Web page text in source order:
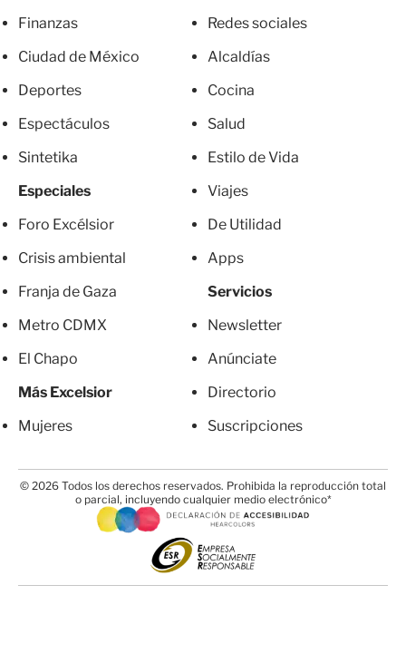
Finanzas
Ciudad de México
Deportes
Espectáculos
Sintetika
Especiales
Foro Excélsior
Crisis ambiental
Franja de Gaza
Metro CDMX
El Chapo
Más Excelsior
Mujeres
Redes sociales
Alcaldías
Cocina
Salud
Estilo de Vida
Viajes
De Utilidad
Apps
Servicios
Newsletter
Anúnciate
Directorio
Suscripciones
© 2026 Todos los derechos reservados. Prohibida la reproducción total
o parcial, incluyendo cualquier medio electrónico*